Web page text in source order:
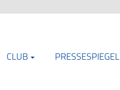
CLUB PRESSESPIEGEL